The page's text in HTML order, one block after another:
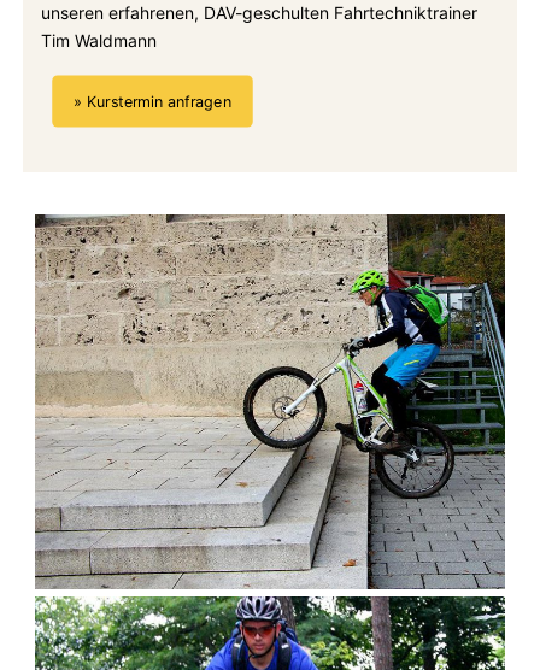
unseren erfahrenen, DAV-geschulten Fahrtechniktrainer
Tim Waldmann
» Kurstermin anfragen